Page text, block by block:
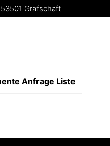
Grafschaft
Anfrage Liste